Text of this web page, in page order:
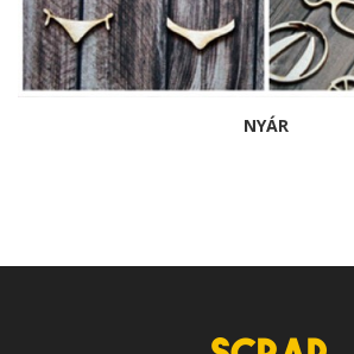
NYÁR